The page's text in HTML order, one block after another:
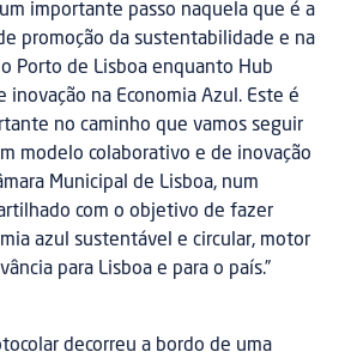
importante passo naquela que é a
promoção da sustentabilidade e na
Porto de Lisboa enquanto Hub
inovação na Economia Azul. Este é
no caminho que vamos seguir
modelo colaborativo e de inovação
Municipal de Lisboa, num
com o objetivo de fazer
azul sustentável e circular, motor
para Lisboa e para o país.”
decorreu a bordo de uma